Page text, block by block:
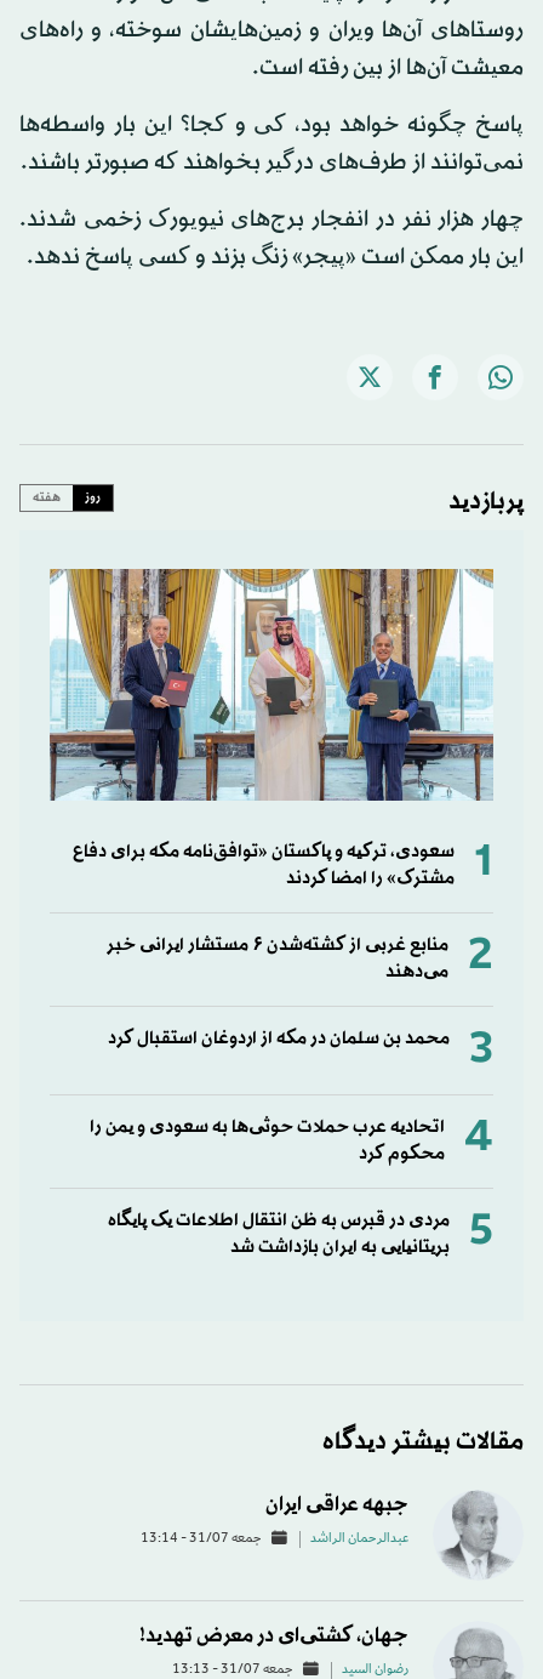
روستاهای آن‌ها ویران و زمین‌هایشان سوخته، و راه‌های
معیشت آن‌ها از بین رفته است.
پاسخ چگونه خواهد بود، کی و کجا؟ این بار واسطه‌ها
نمی‌توانند از طرف‌های درگیر بخواهند که صبورتر باشند.
چهار هزار نفر در انفجار برج‌های نیویورک زخمی شدند.
این بار ممکن است «پیجر» زنگ بزند و کسی پاسخ ندهد.
پربازدید روز هفته
1
سعودی، ترکیه و پاکستان «توافق‌نامه مکه برای دفاع
مشترک» را امضا کردند
2
منابع غربی از کشته‌شدن ۶ مستشار ایرانی خبر
می‌دهند
3 محمد بن سلمان در مکه از اردوغان استقبال کرد
4
اتحادیه عرب حملات حوثی‌ها به سعودی و یمن را
محکوم کرد
5
مردی در قبرس به ظن انتقال اطلاعات یک پایگاه
بریتانیایی به ایران بازداشت شد
مقالات بیشتر دیدگاه
جبهه عراقی ایران
عبدالرحمان الراشد جمعه 31/07 - 13:14
جهان، کشتی‌ای در معرض تهدید!
رضوان السید جمعه 31/07 - 13:13